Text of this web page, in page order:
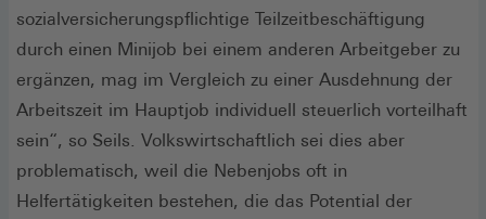
sozialversicherungspflichtige Teilzeitbeschäftigung
durch einen Minijob bei einem anderen Arbeitgeber zu
ergänzen, mag im Vergleich zu einer Ausdehnung der
Arbeitszeit im Hauptjob individuell steuerlich vorteilhaft
sein“, so Seils. Volkswirtschaftlich sei dies aber
problematisch, weil die Nebenjobs oft in
Helfertätigkeiten bestehen, die das Potential der